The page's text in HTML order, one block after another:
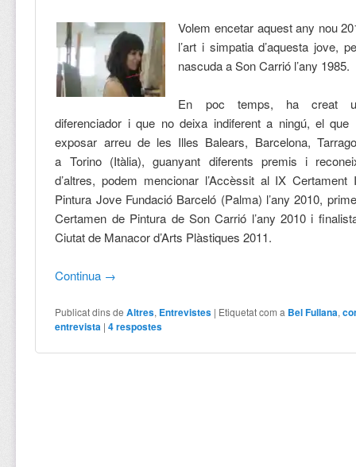
Volem encetar aquest any nou
l’art i simpatia d’aquesta jove,
nascuda a Son Carrió l’any 1985.
En poc temps, ha creat
diferenciador i que no deixa indiferent a ningú, el que
exposar arreu de les Illes Balears, Barcelona,
a Torino (Itàlia), guanyant diferents premis i
d’altres, podem mencionar l’Accèssit al IX Certament
Pintura Jove Fundació Barceló (Palma) l’any 2010,
Certamen de Pintura de Son Carrió l’any 2010 i
Ciutat de Manacor d’Arts Plàstiques 2011.
Continua →
Publicat dins de Altres, Entrevistes | Etiquetat com a Bel Fullana,
entrevista |4respostes